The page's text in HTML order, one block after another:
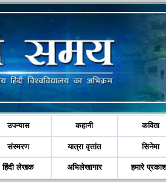
उपन्यास कहानी कविता
संस्मरण यात्रा वृत्तांत सिनेमा
हिंदी लेखक अभिलेखागार हमारे